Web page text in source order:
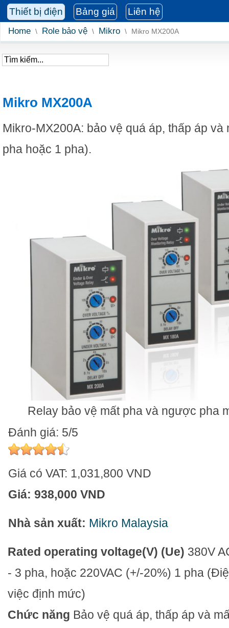
Thiết bị điện Bảng giá Liên hệ
Home \ Role bảo vệ \ Mikro \ Mikro MX200A
Mikro MX200A
Mikro-MX200A: bảo vệ quá áp, thấp áp và
pha hoặc 1 pha).
Relay bảo vệ mất pha và ngược pha
Đánh giá: 5/5
Giá có VAT: 1,031,800 VND
Giá: 938,000 VND
Nhà sản xuất: Mikro Malaysia
Rated operating voltage(V) (Ue) 380V
- 3 pha, hoặc 220VAC (+/-20%) 1 pha
việc định mức)
Chức năng Bảo vệ quá áp, thấp áp và